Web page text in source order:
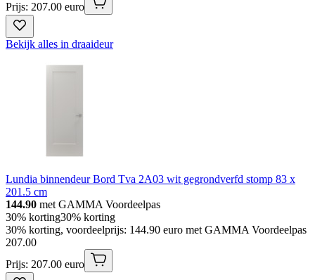
Prijs: 207.00 euro
Bekijk alles in draaideur
Lundia binnendeur Bord Tva 2A03 wit gegrondverfd stomp 83 x
201.5 cm
144.90 met GAMMA Voordeelpas
30% korting30% korting
30% korting, voordeelprijs: 144.90 euro met GAMMA Voordeelpas
207.00
Prijs: 207.00 euro